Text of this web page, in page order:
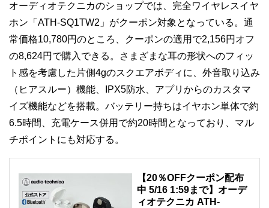
オーディオテクニカのショップでは、完全ワイヤレスイヤ
ホン「ATH-SQ1TW2」がクーポン対象となっている。通
常価格10,780円のところ、クーポンの適用で2,156円オフ
の8,624円で購入できる。さまざまな耳の形状へのフィッ
ト感を考慮した片側4gのスクエアボディに、外音取り込み
（ヒアスルー）機能、IPX5防水、アプリからのカスタマ
イズ機能などを搭載。バッテリー持ちはイヤホン単体で約
6.5時間、充電ケース併用で約20時間となっており、マル
チポイントにも対応する。
【20％OFFクーポン配布
中 5/16 1:59まで】オーデ
ィオテクニカ ATH-